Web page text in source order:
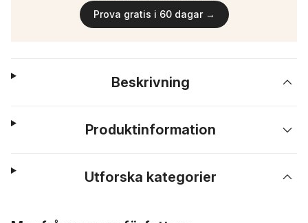
Prova gratis i 60 dagar →
Beskrivning
Produktinformation
Utforska kategorier